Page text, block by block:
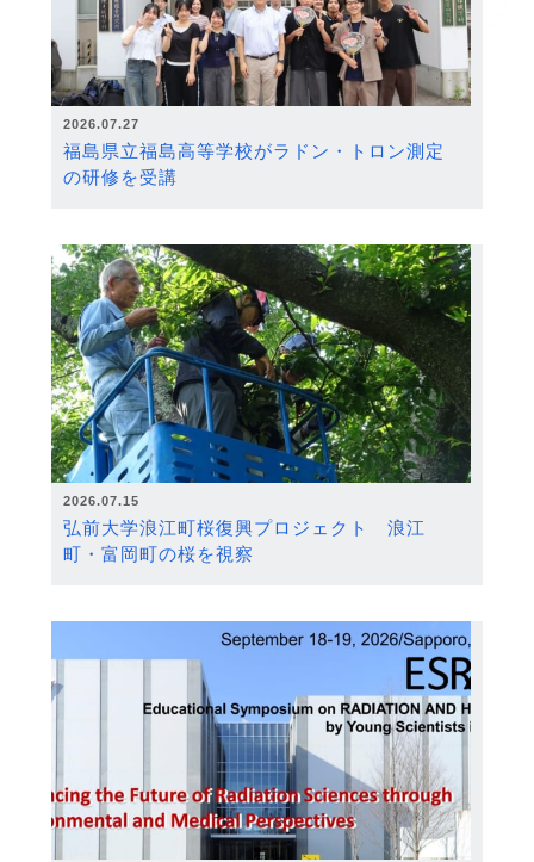
2026.07.27
福島県立福島高等学校がラドン・トロン測定
の研修を受講
2026.07.15
弘前大学浪江町桜復興プロジェクト 浪江
町・富岡町の桜を視察